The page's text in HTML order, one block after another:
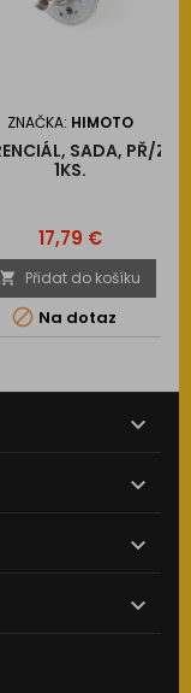
ZNAČKA: HIMOTO
SADA, PŘ/ZA,
1KS.
Cena
17,79 €
 Přidat do košíku
 Na dotaz



